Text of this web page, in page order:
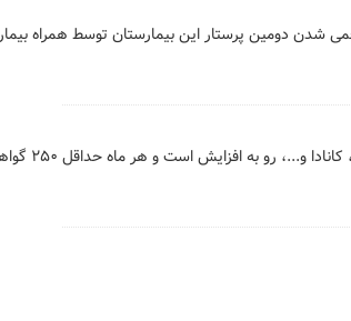
دومین پرستار این بیمارستان توسط همراه
روند مهاجرت پرستاران به کشورهای